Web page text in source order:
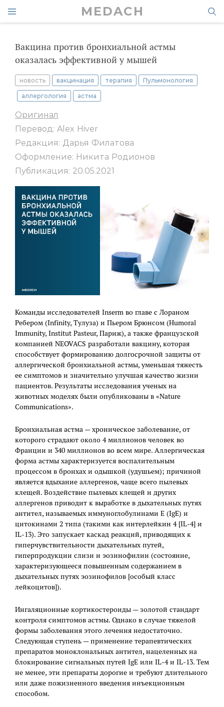
MEDACH
Вакцина против бронхиальной астмы
оказалась эффективной у мышей
новость вакцинация терапия Пульмонология
аллергология астма
Оригинал
Перевод: Alex Hiver
Редакция: Дарья Филатова
Оформление: Никита Родионов
Публикация: 20.05.2021
Команды исследователей Inserm во главе с Лораном
Ребером (Infinity, Тулуза) и Пьером Брюнсом (Humoral
Immunity, Institut Pasteur, Париж), а также французской
компанией NEOVACS разработали вакцину, которая
способствует формированию долгосрочной защиты от
аллергической бронхиальной астмы, уменьшая тяжесть
ее симптомов и значительно улучшая качество жизни
пациентов. Результаты исследования ученых на
животных моделях были опубликованы в «Nature
Communications».
Бронхиальная астма — хроническое заболевание, от
которого страдают около 4 миллионов человек во
Франции и 340 миллионов во всем мире. Аллергическая
форма астмы характеризуется воспалительным
процессом в бронхах и одышкой (удушьем); причиной
является вдыхание аллергенов, чаще всего пылевых
клещей. Воздействие пылевых клещей и других
аллергенов приводит к выработке в дыхательных путях
антител, называемых иммуноглобулинами E (IgE) и
цитокинами 2 типа (такими как интерлейкин 4 [IL-4] и
IL-13). Это запускает каскад реакций, приводящих к
гиперчувствительности дыхательных путей,
гиперпродукции слизи и эозинофилии (состояние,
характеризующееся повышенным содержанием в
дыхательных путях эозинофилов [особый класс
лейкоцитов]).
Ингаляционные кортикостероиды — золотой стандарт
контроля симптомов астмы. Однако в случае тяжелой
формы заболевания этого лечения недостаточно.
Следующая ступень — применение терапевтических
препаратов моноклональных антител, нацеленных на
блокирование сигнальных путей IgE или IL-4 и IL-13. Тем
не менее, эти препараты дорогие и требуют длительного
или даже пожизненного введения инъекционным
способом.